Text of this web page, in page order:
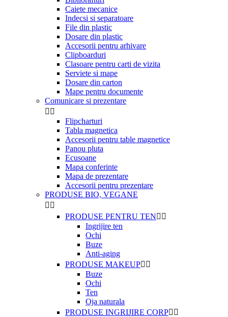
Caiete mecanice
Indecsi si separatoare
File din plastic
Dosare din plastic
Accesorii pentru arhivare
Clipboarduri
Clasoare pentru carti de vizita
Serviete si mape
Dosare din carton
Mape pentru documente
Comunicare si prezentare
 
Flipcharturi
Tabla magnetica
Accesorii pentru table magnetice
Panou pluta
Ecusoane
Mapa conferinte
Mapa de prezentare
Accesorii pentru prezentare
PRODUSE BIO, VEGANE
 
PRODUSE PENTRU TEN 
Ingrijire ten
Ochi
Buze
Anti-aging
PRODUSE MAKEUP 
Buze
Ochi
Ten
Oja naturala
PRODUSE INGRIJIRE CORP 